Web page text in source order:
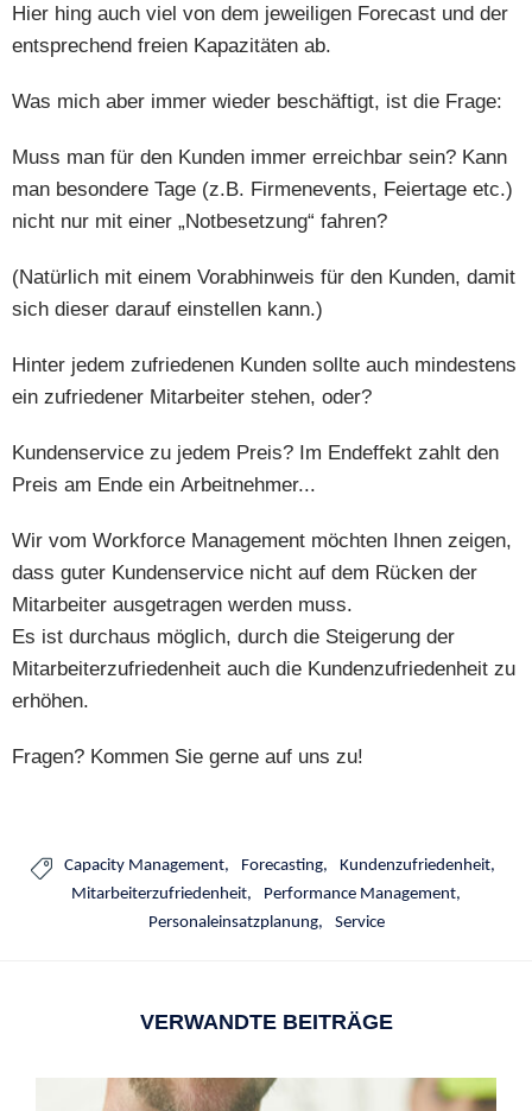
Hier hing auch viel von dem jeweiligen Forecast und der
entsprechend freien Kapazitäten ab.
Was mich aber immer wieder beschäftigt, ist die Frage:
Muss man für den Kunden immer erreichbar sein? Kann
man besondere Tage (z.B. Firmenevents, Feiertage etc.)
nicht nur mit einer „Notbesetzung“ fahren?
(Natürlich mit einem Vorabhinweis für den Kunden, damit
sich dieser darauf einstellen kann.)
Hinter jedem zufriedenen Kunden sollte auch mindestens
ein zufriedener Mitarbeiter stehen, oder?
Kundenservice zu jedem Preis? Im Endeffekt zahlt den
Preis am Ende ein Arbeitnehmer...
Wir vom Workforce Management möchten Ihnen zeigen,
dass guter Kundenservice nicht auf dem Rücken der
Mitarbeiter ausgetragen werden muss.
Es ist durchaus möglich, durch die Steigerung der
Mitarbeiterzufriedenheit auch die Kundenzufriedenheit zu
erhöhen.
Fragen? Kommen Sie gerne auf uns zu!
 Capacity Management Forecasting
Kundenzufriedenheit
Mitarbeiterzufriedenheit
Performance Management
Personaleinsatzplanung
Service
VERWANDTE BEITRÄGE